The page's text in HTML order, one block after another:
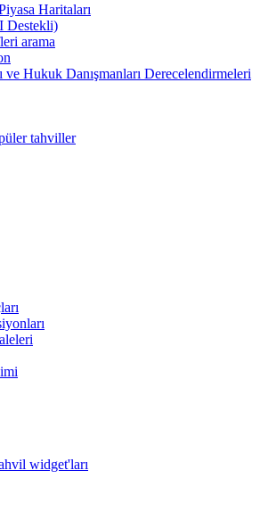
Haritaları
Destekli)
arama
ve Hukuk Danışmanları Derecelendirmeleri
tahviller
widget'ları